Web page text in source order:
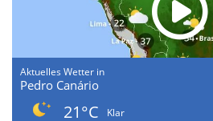
Aktuelles Wetter in
Pedro Canário
21°C
Klar